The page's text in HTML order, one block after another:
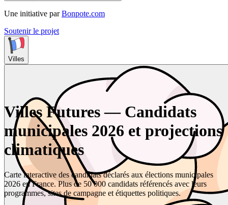
Une initiative par Bonpote.com
Soutenir le projet
Villes
Villes Futures — Candidats
municipales 2026 et projections
climatiques
Carte interactive des candidats déclarés aux élections municipales
2026 en France. Plus de 50 000 candidats référencés avec leurs
programmes, sites de campagne et étiquettes politiques.